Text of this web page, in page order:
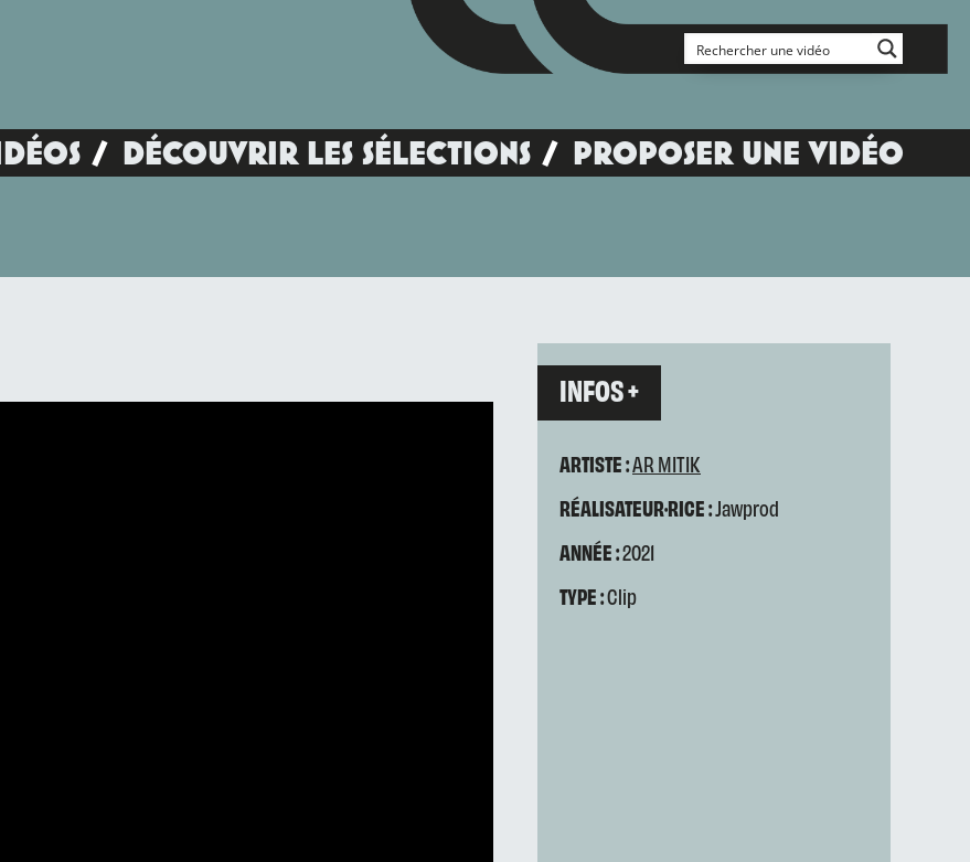
DÉCOUVRIR LES SÉLECTIONS PROPOSER UNE VIDÉO
INFOS +
ARTISTE :AR MITIK
RÉALISATEUR·RICE :Jawprod
ANNÉE :2021
TYPE :Clip